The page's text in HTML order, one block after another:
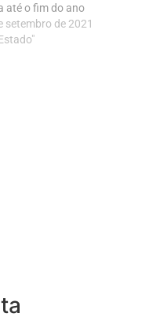
até o fim do ano
setembro de 2021